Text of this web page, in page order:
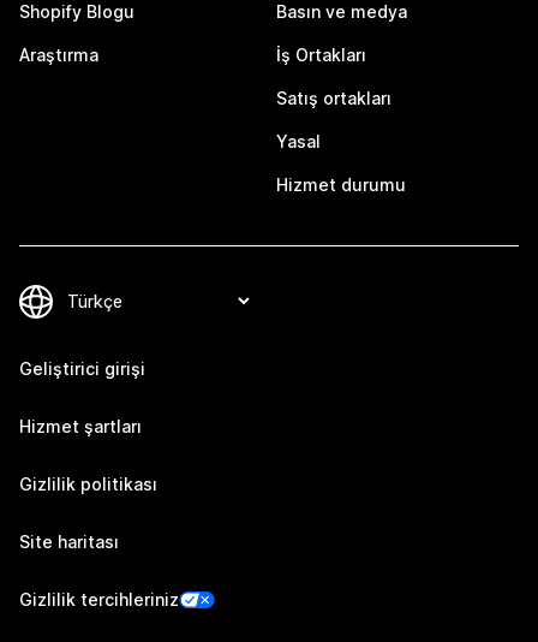
Shopify Blogu
Araştırma
Basın ve medya
İş Ortakları
Satış ortakları
Yasal
Hizmet durumu
Geliştirici girişi
Hizmet şartları
Gizlilik politikası
Site haritası
Gizlilik tercihleriniz